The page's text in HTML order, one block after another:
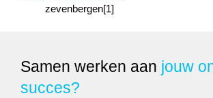
Samen werken aan jouw
succes?